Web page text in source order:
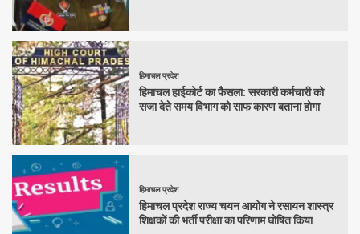
हिमाचल प्रदेश
हिमाचल हाईकोर्ट का फैसला: सरकारी कर्मचारी को
सजा देते समय विभाग को साफ कारण बताना होगा
हिमाचल प्रदेश
हिमाचल प्रदेश राज्य चयन आयोग ने रसायन शास्त्र
शिक्षकों की भर्ती परीक्षा का परिणाम घोषित किया